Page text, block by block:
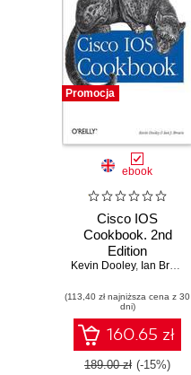
Promocja
ebook
Cisco IOS
Cookbook. 2nd
Edition
Kevin Dooley, Ian Brown
(113,40 zł najniższa cena z 30
dni)
160.65 zł
189.00 zł (-15%)